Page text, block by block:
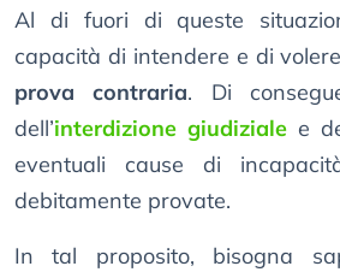
Al di fuori di queste
capacità di intendere e di
prova contraria. Di
dell’interdizione giudizialee
eventuali cause di
debitamente provate.
In tal proposito, bisogna